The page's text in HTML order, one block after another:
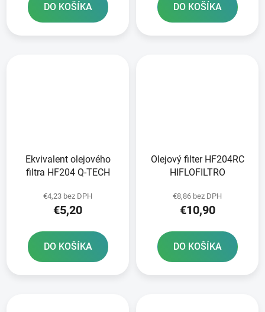
DO KOŠÍKA DO KOŠÍKA
Ekvivalent olejového
filtra HF204 Q-TECH
€4,23 bez DPH
€5,20
DO KOŠÍKA
Olejový filter HF204RC
HIFLOFILTRO
€8,86 bez DPH
€10,90
DO KOŠÍKA